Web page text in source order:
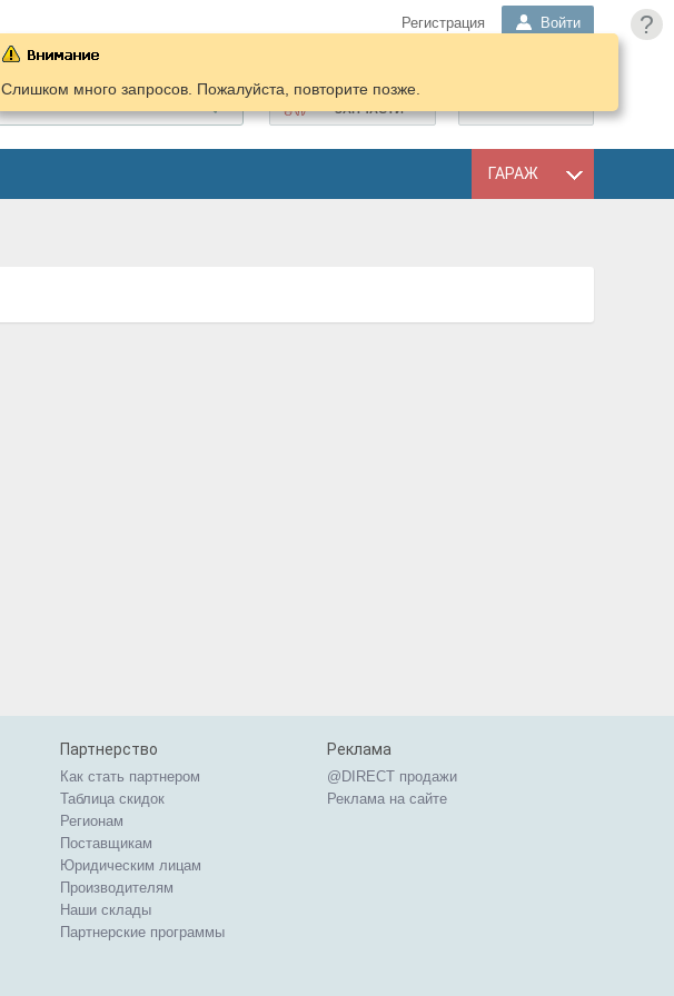
?
Регистрация Войти
ПОДОБРАТЬ
ЗАПЧАСТИ
ГАРАЖ
Слишком много запросов. Пожалуйста, повторите позже.
Партнерство
Как стать партнером
Таблица скидок
Регионам
Поставщикам
Юридическим лицам
Производителям
Наши склады
Партнерские программы
Реклама
@DIRECT продажи
Реклама на сайте